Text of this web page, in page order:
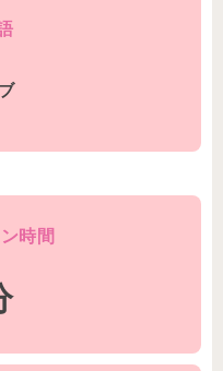
時間